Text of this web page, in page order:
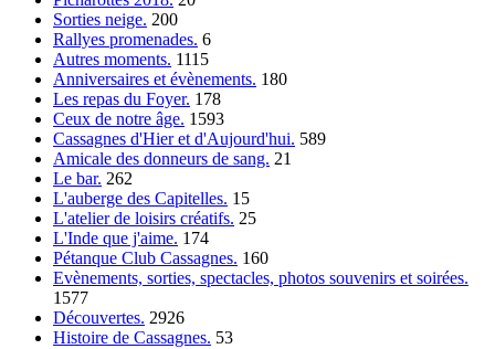
Sorties neige. 200
Rallyes promenades. 6
Autres moments. 1115
Anniversaires et évènements. 180
Les repas du Foyer. 178
Ceux de notre âge. 1593
Cassagnes d'Hier et d'Aujourd'hui. 589
Amicale des donneurs de sang. 21
Le bar. 262
L'auberge des Capitelles. 15
L'atelier de loisirs créatifs. 25
L'Inde que j'aime. 174
Pétanque Club Cassagnes. 160
Evènements, sorties, spectacles, photos souvenirs et soirées.
1577
Découvertes. 2926
Histoire de Cassagnes. 53